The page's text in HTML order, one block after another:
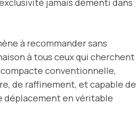
à recommander sans
à tous ceux qui cherchent
compacte conventionnelle,
de raffinement, et capable de
déplacement en véritable